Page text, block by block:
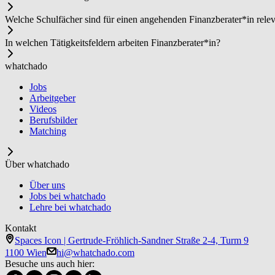
Welche Schulfächer sind für einen angehenden Fi­nanz­be­ra­ter*in
In welchen Tätigkeitsfeldern arbeiten Fi­nanz­be­ra­ter*in?
whatchado
Jobs
Arbeitgeber
Videos
Berufsbilder
Matching
Über whatchado
Über uns
Jobs bei whatchado
Lehre bei whatchado
Kontakt
Spaces Icon | Gertrude-Fröhlich-Sandner Straße 2-4, Turm 9
1100 Wien
hi@whatchado.com
Besuche uns auch hier: